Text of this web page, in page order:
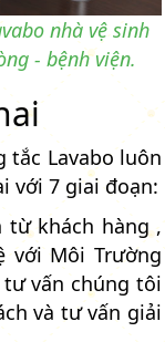
nhà vệ sinh
- bệnh viện.
tắc Lavabo luôn
với 7 giai đoạn:
từ khách hàng ,
với Môi Trường
vấn chúng tôi
và tư vấn giải